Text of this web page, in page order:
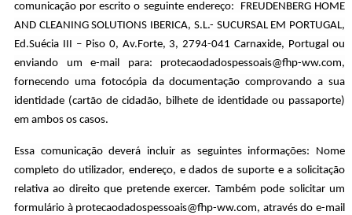
comunicação por escrito o seguinte endereço: FREUDENBERG HOME
AND CLEANING SOLUTIONS IBERICA, S.L.- SUCURSAL EM PORTUGAL,
Ed.Suécia III – Piso 0, Av.Forte, 3, 2794-041 Carnaxide, Portugal ou
enviando um e-mail para: protecaodadospessoais@fhp-ww.com,
fornecendo uma fotocópia da documentação comprovando a sua
identidade (cartão de cidadão, bilhete de identidade ou passaporte)
em ambos os casos.
Essa comunicação deverá incluir as seguintes informações: Nome
completo do utilizador, endereço, e dados de suporte e a solicitação
relativa ao direito que pretende exercer. Também pode solicitar um
formulário à protecaodadospessoais@fhp-ww.com, através do e-mail